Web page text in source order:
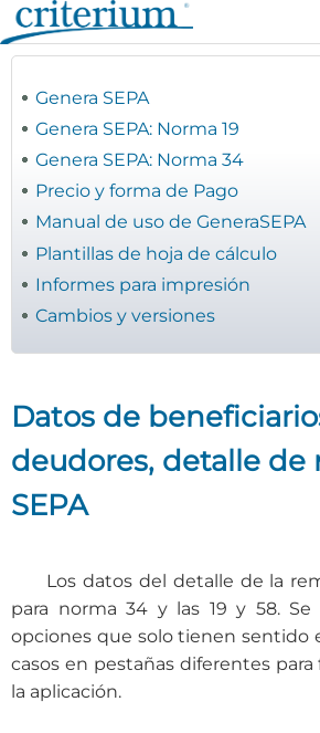
Pasar
al
principal
Genera SEPA
Genera SEPA: Norma 19
Genera SEPA: Norma 34
Precio y forma de Pago
Manual de uso de GeneraSEPA
Plantillas de hoja de cálculo
Informes para impresión
Cambios y versiones
Datos de
deudores, detalle de
SEPA
Los datos del detalle de la
para norma 34 y las 19 y 58.
opciones que solo tienen sentido
casos en pestañas diferentes
la aplicación.